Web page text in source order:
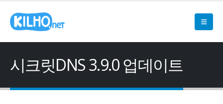
시크릿DNS 3.9.0 업데이트